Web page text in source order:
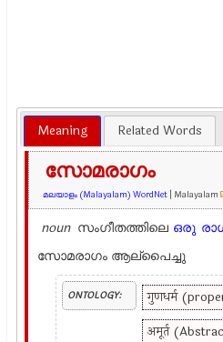
Meaning Related Words
സോമരാഗം
മലയാളം (Malayalam) WordNet | Malayalam
noun സംഗീതത്തിലെ ഒരു
സോമരാഗം ആല്പൈച്ചു
ONTOLOGY: गुणधर्म
अमूर्त